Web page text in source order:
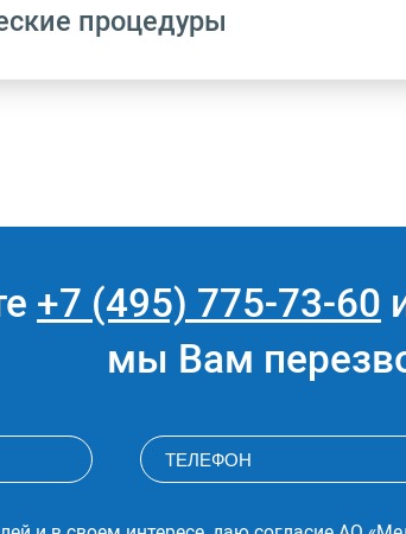
процедуры
+7 (495) 775-73-60
мы Вам